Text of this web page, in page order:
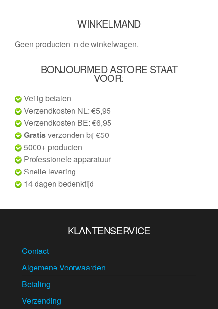
WINKELMAND
Geen producten in de winkelwagen.
BONJOURMEDIASTORE STAAT
VOOR:
Veilig betalen
Verzendkosten NL: €5,95
Verzendkosten BE: €6,95
Gratisverzonden bij €50
5000+ producten
Professionele apparatuur
Snelle levering
14 dagen bedenktijd
KLANTENSERVICE
Contact
Algemene Voorwaarden
Betaling
Verzending